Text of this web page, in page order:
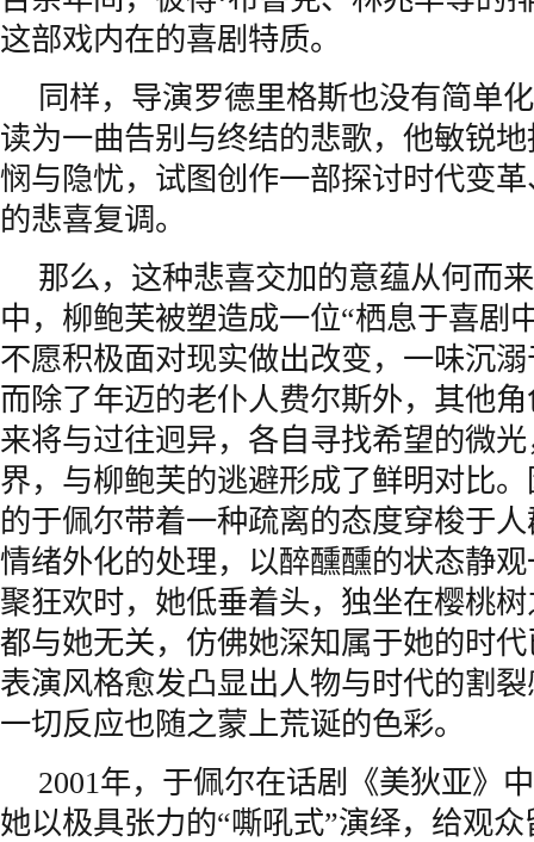
这部戏内在的喜剧特质。
同样，导演罗德里格斯也没有简单
读为一曲告别与终结的悲歌，他敏锐
悯与隐忧，试图创作一部探讨时代变
的悲喜复调。
那么，这种悲喜交加的意蕴从何而
中，柳鲍芙被塑造成一位“栖息于喜剧
不愿积极面对现实做出改变，一味沉
而除了年迈的老仆人费尔斯外，其他
来将与过往迥异，各自寻找希望的微
界，与柳鲍芙的逃避形成了鲜明对比
的于佩尔带着一种疏离的态度穿梭于
情绪外化的处理，以醉醺醺的状态静
聚狂欢时，她低垂着头，独坐在樱桃
都与她无关，仿佛她深知属于她的时
表演风格愈发凸显出人物与时代的割
一切反应也随之蒙上荒诞的色彩。
2001年，于佩尔在话剧《美狄亚》
她以极具张力的“嘶吼式”演绎，给观